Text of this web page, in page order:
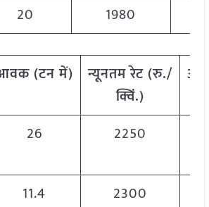
20 1980
(टनमें) न्यूनतमरेट(रु./
क्विं.)
26 2250
11.4
2300